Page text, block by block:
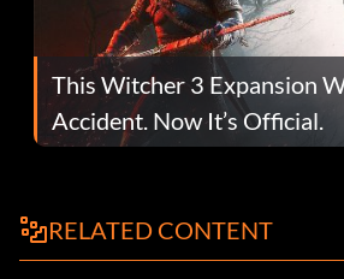
This Witcher 3 Expansion
Accident. Now It’s Official.
RELATED CONTENT